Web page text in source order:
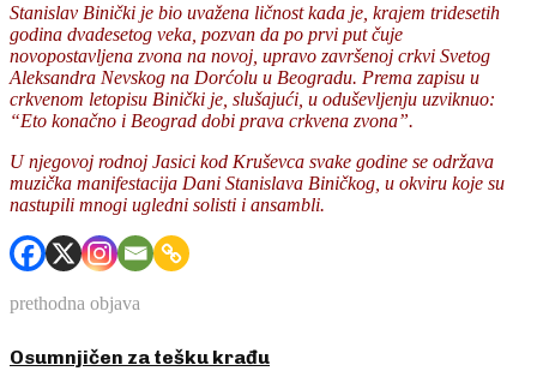
Stanislav Binički je bio uvažena ličnost kada je, krajem tridesetih
godina dvadesetog veka, pozvan da po prvi put čuje
novopostavljena zvona na novoj, upravo završenoj crkvi Svetog
Aleksandra Nevskog na Dorćolu u Beogradu. Prema zapisu u
crkvenom letopisu Binički je, slušajući, u oduševljenju uzviknuo:
“Eto konačno i Beograd dobi prava crkvena zvona”.
U njegovoj rodnoj Jasici kod Kruševca svake godine se održava
muzička manifestacija Dani Stanislava Biničkog, u okviru koje su
nastupili mnogi ugledni solisti i ansambli.
prethodna objava
Osumnjičen za tešku krađu